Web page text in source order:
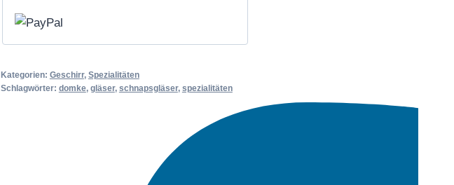
Kategorien: Geschirr, Spezialitäten
Schlagwörter: domke, gläser, schnapsgläser, spezialitäten